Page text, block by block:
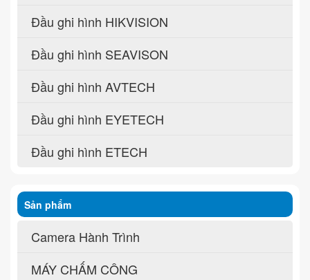
Đầu ghi hình HIKVISION
Đầu ghi hình SEAVISON
Đầu ghi hình AVTECH
Đầu ghi hình EYETECH
Đầu ghi hình ETECH
Sản phẩm
Camera Hành Trình
MÁY CHẤM CÔNG